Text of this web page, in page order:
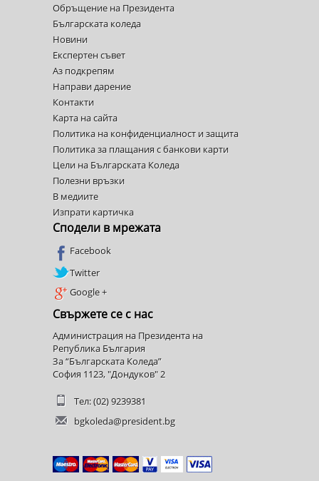
Обръщение на Президента
Българската коледа
Новини
Експертен съвет
Аз подкрепям
Направи дарение
Контакти
Карта на сайта
Политика на конфиденциалност и защита
Политика за плащания с банкови карти
Цели на Българската Коледа
Полезни връзки
В медиите
Изпрати картичка
Сподели в мрежата
Facebook
Twitter
Google +
Свържете се с нас
Администрация на Президента на
Република България
За “Българската Коледа”
София 1123, "Дондуков" 2
Тел: (02) 9239381
bgkoleda@president.bg